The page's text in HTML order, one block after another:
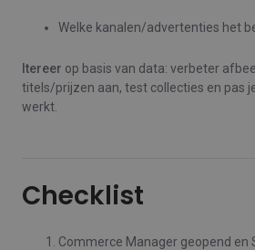
Welke kanalen/advertenties het
Itereer op basis van data: verbeter
titels/prijzen aan, test collecties en pas
werkt.
Checklist
Commerce Manager geopend en